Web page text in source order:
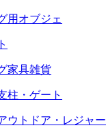
用オブジェ
家具雑貨
柱・ゲート
ウトドア・レジャー